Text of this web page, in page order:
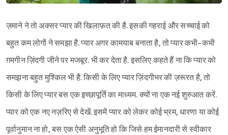
ज़माने ने तो अक्सर प्यार की खिलाफ़त की है. इसकी गहराई और सच्चाई को
बहुत कम लोगों ने समझा है. प्यार अगर कामयाब बनाता है, तो प्यार कभी-कभी
ग़मगीन ज़िंदगी जीने पर मजबूर. भी कर देता है. इसलिए कहते हैं ना कि प्यार को
समझना बहुत मुश्किल भी है. किसी के लिए प्यार ज़िंदगीभर की ज़रूरत है, तो
किसी के लिए प्यार बस एक इच्छापूर्ति का माध्यम. क्यों ना एक नई शुरुआत करें.
प्यार को एक नए नज़रिए से देखें. इसमें प्यार को लेकर कोई भ्रम, धारणा या कोई
पूर्वानुमान ना हो, बस एक ऐसी अनुभूति हो कि जिसे हम ईमानदारी से स्वीकार